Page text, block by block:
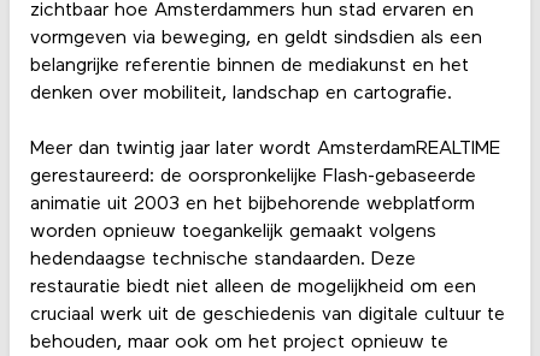
zichtbaar hoe Amsterdammers hun stad ervaren en
vormgeven via beweging, en geldt sindsdien als een
belangrijke referentie binnen de mediakunst en het
denken over mobiliteit, landschap en cartografie.
Meer dan twintig jaar later wordt AmsterdamREALTIME
gerestaureerd: de oorspronkelijke Flash-gebaseerde
animatie uit 2003 en het bijbehorende webplatform
worden opnieuw toegankelijk gemaakt volgens
hedendaagse technische standaarden. Deze
restauratie biedt niet alleen de mogelijkheid om een
cruciaal werk uit de geschiedenis van digitale cultuur te
behouden, maar ook om het project opnieuw te